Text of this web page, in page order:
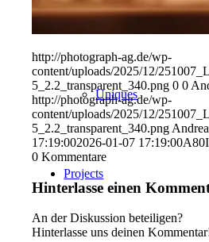
Sports
Uniques
Projects
http://photograph-ag.de/wp-
content/uploads/2025/12/
5_2.2_transparent_340.png 0 0
http://photograph-ag.de/wp-
content/uploads/2025/12/
5_2.2_transparent_340.png
17:19:002026-01-07 17:19:00
0 Kommentare
Hinterlasse einen
An der Diskussion beteiligen?
Hinterlasse uns deinen